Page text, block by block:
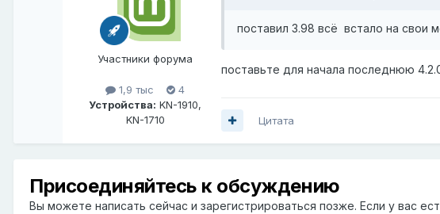
Участники форума
1,9 тыс
4
Устройства: KN-1910,
KN-1710
поставил 3.98 всё встало на
поставьте для начала последнюю
Цитата
Присоединяйтесь к обсуждению
Вы можете написать сейчас и зарегистрироваться позже. Если у вас